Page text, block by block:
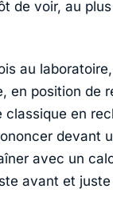
de voir, au
au
en position de
classique en
devant
avec un
avant et juste